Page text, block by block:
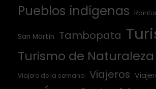
Pueblos indígenas
San Martín Tambopata
Turismo de Naturaleza
Viajero de la semana Viajeros